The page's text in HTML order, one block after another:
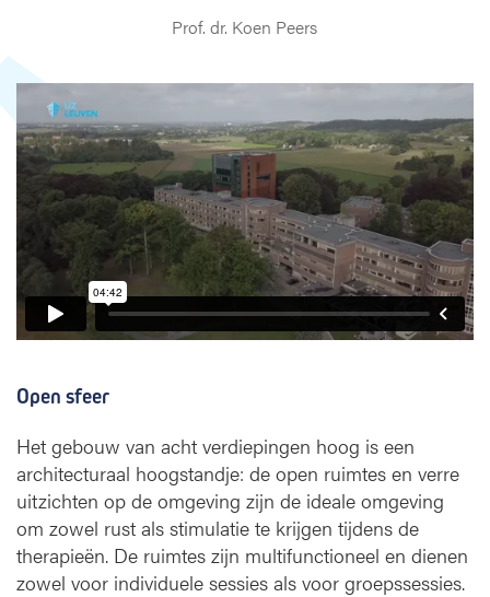
Prof. dr. Koen Peers
Open sfeer
Het gebouw van acht verdiepingen hoog is een
architecturaal hoogstandje: de open ruimtes en verre
uitzichten op de omgeving zijn de ideale omgeving
om zowel rust als stimulatie te krijgen tijdens de
therapieën. De ruimtes zijn multifunctioneel en dienen
zowel voor individuele sessies als voor groepssessies.